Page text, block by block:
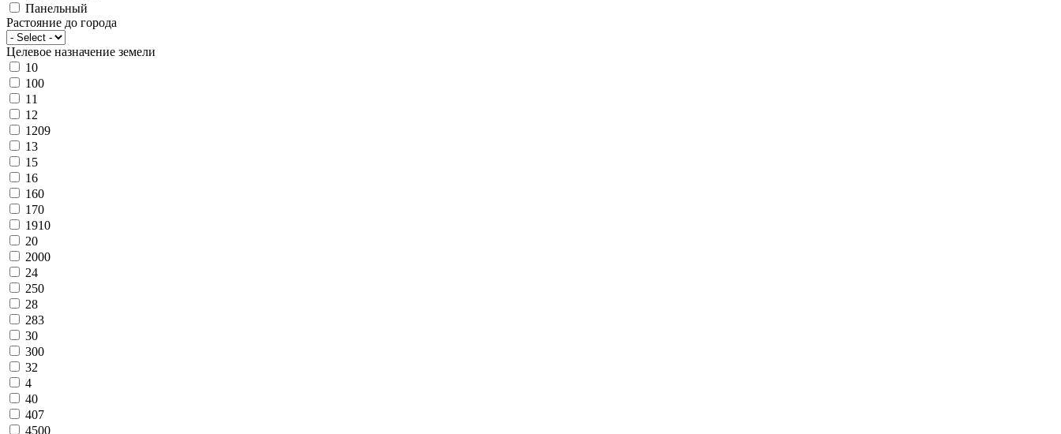
Панельный
Растояние до города
Целевое назначение земели
10
100
11
12
1209
13
15
16
160
170
1910
20
2000
24
250
28
283
30
300
32
4
40
407
4500